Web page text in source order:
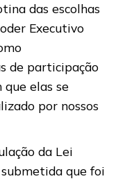
das escolhas
Executivo
de participação
que elas se
por nossos
da Lei
que foi